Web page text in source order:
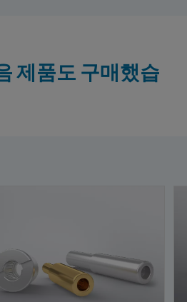
제품도 구매했습